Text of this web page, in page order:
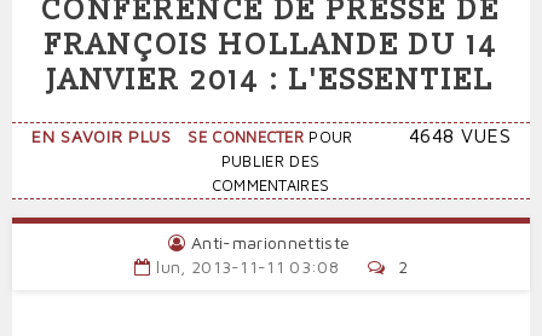
CONFÉRENCE DE PRESSE DE
FRANÇOIS HOLLANDE DU 14
JANVIER 2014 : L'ESSENTIEL
EN SAVOIR PLUS SUR
CONFÉRENCE
DE
FRANÇOIS
HOLLANDE
SE CONNECTER POUR
PUBLIER DES
COMMENTAIRES
4648 VUES
Anti-marionnettiste
lun, 2013-11-11 03:08
2